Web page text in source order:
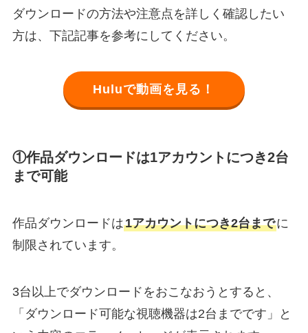
ダウンロードの方法や注意点を詳しく確認したい
方は、下記記事を参考にしてください。
Huluで動画を見る！
①作品ダウンロードは1アカウントにつき2台
まで可能
作品ダウンロードは1アカウントにつき2台までに
制限されています。
3台以上でダウンロードをおこなおうとすると、
「ダウンロード可能な視聴機器は2台までです」と